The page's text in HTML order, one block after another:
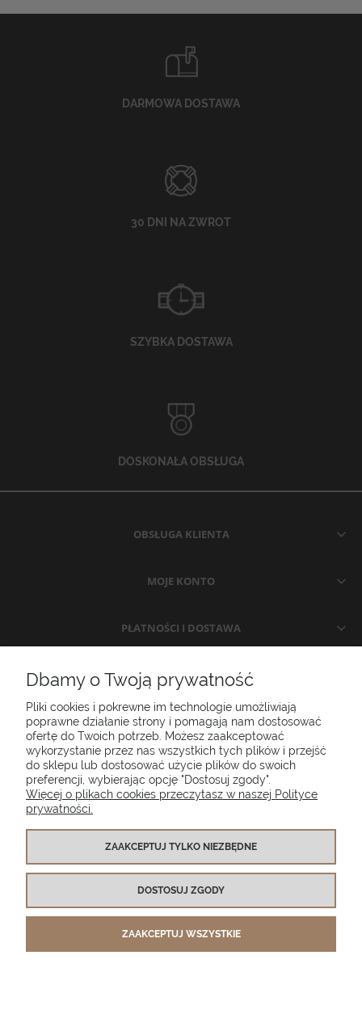
DARMOWA DOSTAWA
30 DNI NA ZWROT
SZYBKA DOSTAWA
DOSKONAŁA OBSŁUGA
OBSŁUGA KLIENTA
MOJE KONTO
PŁATNOŚCI I DOSTAWA
INFORMACJE
O NAS
Poduszki ogrodowe Setgarden.com | Lubelska 1A, 10-409 Olsztyn |
NIP: 7391986025
(+48) 885 281 885 biuro@setgarden.com
FACEBOOK PINTEREST
INSTAGRAM
Dbamy o Twoją prywatność
Pliki cookies i pokrewne im technologie umożliwiają
poprawne działanie strony i pomagają nam dostosować
ofertę do Twoich potrzeb. Możesz zaakceptować
wykorzystanie przez nas wszystkich tych plików i przejść
do sklepu lub dostosować użycie plików do swoich
preferencji, wybierając opcję "Dostosuj zgody".
Więcej o plikach cookies przeczytasz w naszej Polityce
prywatności.
ZAAKCEPTUJ TYLKO NIEZBĘDNE
DOSTOSUJ ZGODY
ZAAKCEPTUJ WSZYSTKIE